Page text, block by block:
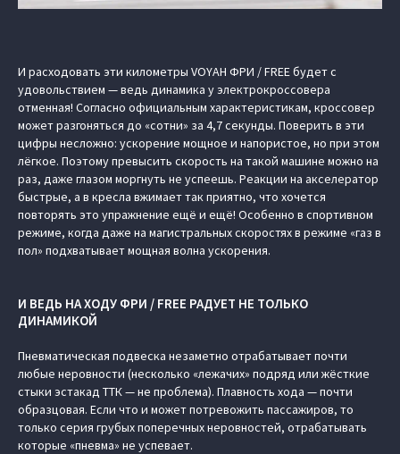
И расходовать эти километры VOYAH ФРИ / FREE будет с
удовольствием — ведь динамика у электрокроссовера
отменная! Согласно официальным характеристикам, кроссовер
может разгоняться до «сотни» за 4,7 секунды. Поверить в эти
цифры несложно: ускорение мощное и напористое, но при этом
лёгкое. Поэтому превысить скорость на такой машине можно на
раз, даже глазом моргнуть не успеешь. Реакции на акселератор
быстрые, а в кресла вжимает так приятно, что хочется
повторять это упражнение ещё и ещё! Особенно в спортивном
режиме, когда даже на магистральных скоростях в режиме «газ в
пол» подхватывает мощная волна ускорения.
И ВЕДЬ НА ХОДУ ФРИ / FREE РАДУЕТ НЕ ТОЛЬКО
ДИНАМИКОЙ
Пневматическая подвеска незаметно отрабатывает почти
любые неровности (несколько «лежачих» подряд или жёсткие
стыки эстакад ТТК — не проблема). Плавность хода — почти
образцовая. Если что и может потревожить пассажиров, то
только серия грубых поперечных неровностей, отрабатывать
которые «пневма» не успевает.